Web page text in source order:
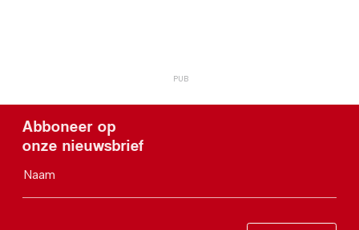
Abboneer op
onze nieuwsbrief
Naam